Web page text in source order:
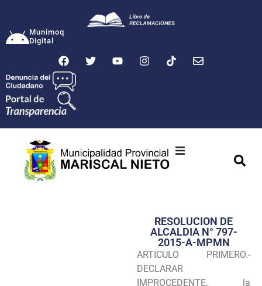
Munimoq
Digital
Transparencia
Seguridad
Programas
RESOLUCION DE
ALCALDIA N° 797-
2015-A-MPMN
ARTICULO PRIMERO.-
DECLARAR
IMPROCEDENTE, la